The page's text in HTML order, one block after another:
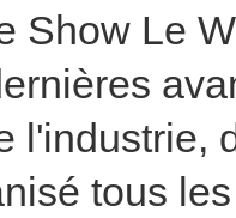
Show Le
l'industrie,
tous